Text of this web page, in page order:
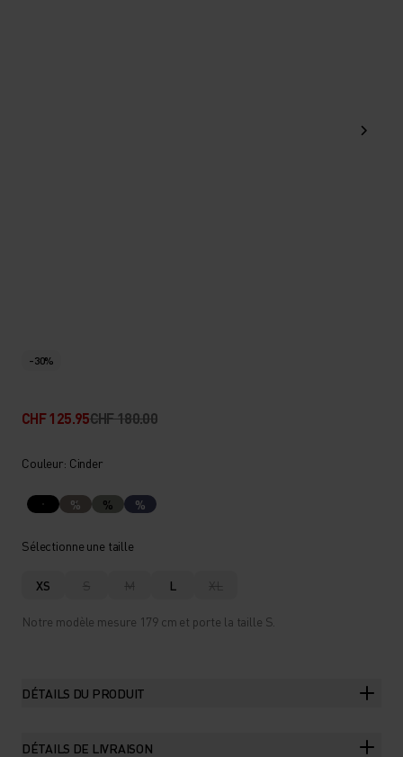
-30%
CHF 125.95CHF 180.00
Couleur: Cinder
% % %
Sélectionne une taille
XS S M L XL
Notre modèle mesure 179 cm et porte la taille S.
DÉTAILS DU PRODUIT
DÉTAILS DE LIVRAISON